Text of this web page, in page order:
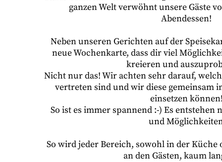
ganzen Welt verwöhnt unsere Gäste
Abendessen!
Neben unseren Gerichten auf der
neue Wochenkarte, dass dir viel
kreieren und
Nicht nur das! Wir achten sehr darauf,
vertreten sind und wir diese gemeinsam
einsetzen können!
So ist es immer spannend :-) Es entstehen
und
So wird jeder Bereich, sowohl in der Küche
an den Gästen, kaum